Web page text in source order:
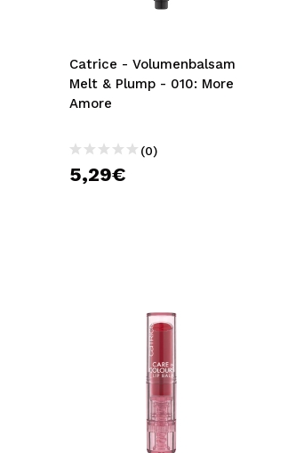
Catrice - Volumenbalsam
Melt & Plump - 010: More
Amore
(0)
5,29€